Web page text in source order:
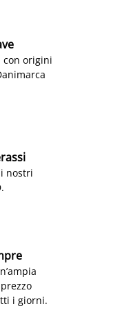
con origini
nostri
i giorni.